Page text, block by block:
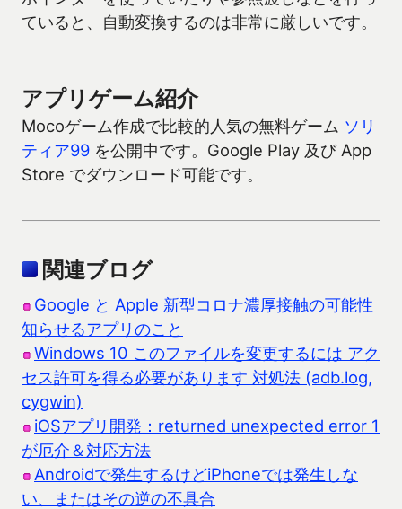
ていると、自動変換するのは非常に厳しいです。
アプリゲーム紹介
Mocoゲーム作成で比較的人気の無料ゲーム ソリ
ティア99 を公開中です。Google Play 及び App
Store でダウンロード可能です。
関連ブログ
Google と Apple 新型コロナ濃厚接触の可能性
知らせるアプリのこと
Windows 10 このファイルを変更するには アク
セス許可を得る必要があります 対処法 (adb.log,
cygwin)
iOSアプリ開発：returned unexpected error 1
が厄介＆対応方法
Androidで発生するけどiPhoneでは発生しな
い、またはその逆の不具合